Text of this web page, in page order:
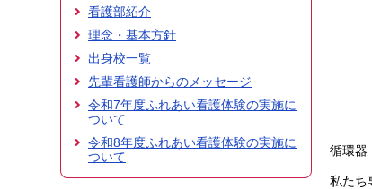
看護部紹介
理念・基本方針
出身校一覧
先輩看護師からのメッセージ
令和7年度ふれあい看護体験の実施に
ついて
令和8年度ふれあい看護体験の実施に
ついて
循環器
私たち